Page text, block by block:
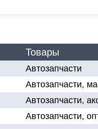
Товары
Автозапчасти
Автозапчасти,
Автозапчасти,
Автозапчасти,